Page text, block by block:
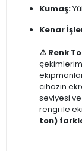
Kumaş:
Kenar
⚠️ Renk
cihazın
seviyesi
rengi ile
ton)